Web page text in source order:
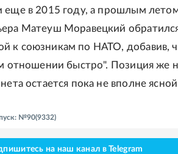
еще в 2015 году, а прошлым
Матеуш Моравецкий
к союзникам по НАТО, добавив,
отношении быстро". Позиция же
остается пока не вполне
№90(9332)
на наш канал в Telegram